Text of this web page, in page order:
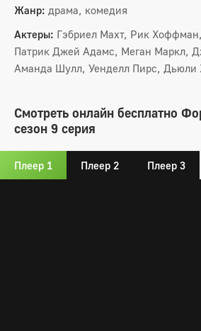
Жанр: драма, комедия
Актеры: Гэбриел Махт, Рик
Патрик Джей Адамс, Меган Маркл,
Аманда Шулл, Уенделл Пирс, Дьюли
Смотреть онлайн бесплатно
сезон 9 серия
Плеер 1 Плеер 2 Плеер 3